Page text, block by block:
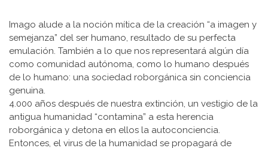
Imago alude a la noción mítica de la creación “a imagen y
semejanza” del ser humano, resultado de su perfecta
emulación. También a lo que nos representará algún día
como comunidad autónoma, como lo humano después
de lo humano: una sociedad roborgánica sin conciencia
genuina.
4.000 años después de nuestra extinción, un vestigio de la
antigua humanidad “contamina” a esta herencia
roborgánica y detona en ellos la autoconciencia.
Entonces, el virus de la humanidad se propagará de